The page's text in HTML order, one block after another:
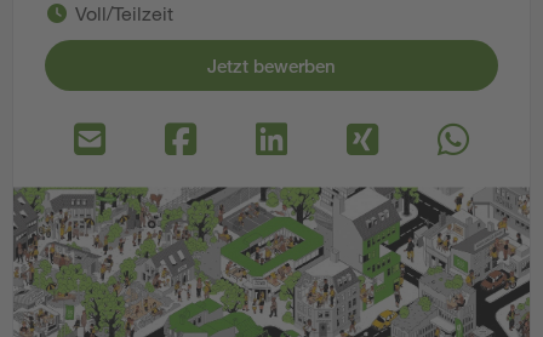
Voll/Teilzeit
Jetzt bewerben